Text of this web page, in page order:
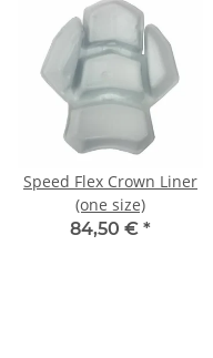
Speed Flex Crown Liner
(one size)
84,50 € *